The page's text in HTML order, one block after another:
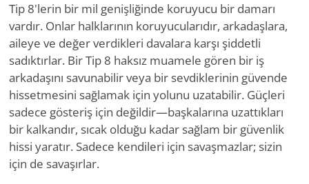
Tip 8'lerin bir mil genişliğinde koruyucu bir damarı
vardır. Onlar halklarının koruyucularıdır, arkadaşlara,
aileye ve değer verdikleri davalara karşı şiddetli
sadıktırlar. Bir Tip 8 haksız muamele gören bir iş
arkadaşını savunabilir veya bir sevdiklerinin güvende
hissetmesini sağlamak için yolunu uzatabilir. Güçleri
sadece gösteriş için değildir—başkalarına uzattıkları
bir kalkandır, sıcak olduğu kadar sağlam bir güvenlik
hissi yaratır. Sadece kendileri için savaşmazlar; sizin
için de savaşırlar.